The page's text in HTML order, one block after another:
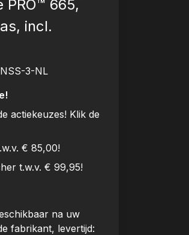
665,
incl.
3-NL
actiekeuzes! Klik de
€ 85,00!
t.w.v. € 99,95!
na uw
fabrikant, levertijd: